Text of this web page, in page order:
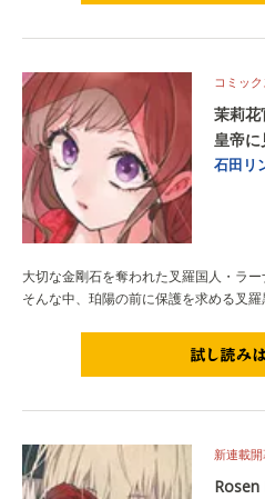
コミッ
茉莉
皇帝に
石田リ
大切な金剛石を奪われた叉羅国人・ラ
そんな中、珀陽の前に保護を求める叉
新連載
Rosen